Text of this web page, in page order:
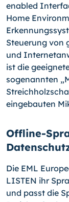
enabled
Home
Steuerung von
und
ist die
sogenannten
eingebauten
Offline-
Die EML
LISTEN ihr
und passt die